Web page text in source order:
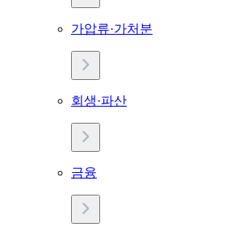
가압류·가처분
회생·파산
금융